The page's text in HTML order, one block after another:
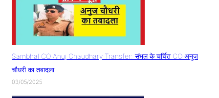
Sambhal CO Anuj Chaudhary Transfer: संभल के चर्चित CO अनुज
चौधरी का तबादला..
03/05/2025